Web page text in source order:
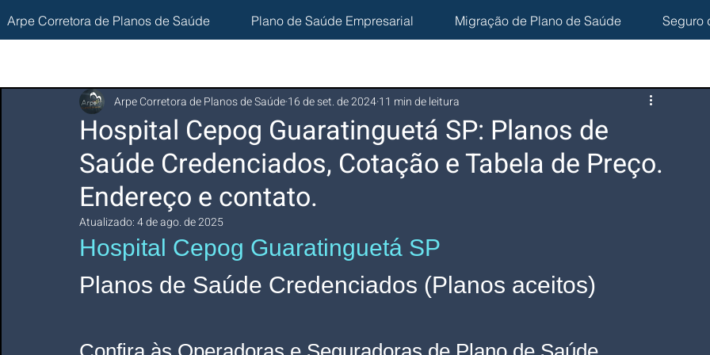
Arpe Corretora de Planos de Saúde Plano de Saúde Empresarial Migração de Plano de Saúde Seguro
Hospital Cepog Guaratinguetá SP: Planos de
Saúde Credenciados, Cotação e Tabela de Preço.
Endereço e contato.
Arpe Corretora de Planos de Saúde16 de set. de 202411 min de leitura
Atualizado:4 de ago. de 2025
Hospital Cepog Guaratinguetá SP
Planos de Saúde Credenciados (Planos aceitos)